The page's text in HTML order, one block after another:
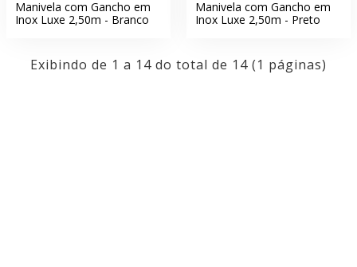
Manivela com Gancho em
Inox Luxe 2,50m - Branco
Manivela com Gancho em
Inox Luxe 2,50m - Preto
Exibindo de 1 a 14 do total de 14 (1 páginas)